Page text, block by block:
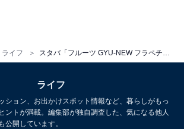
ライフ
ジュースと聞くと甘いイメージがあり
んだ感想は「爽やか〜！」でした。濃
ライフ
ション、お出かけスポット情報など、暮らしがもっ
ントが満載。編集部が独自調査した、気になる他人
公開しています。